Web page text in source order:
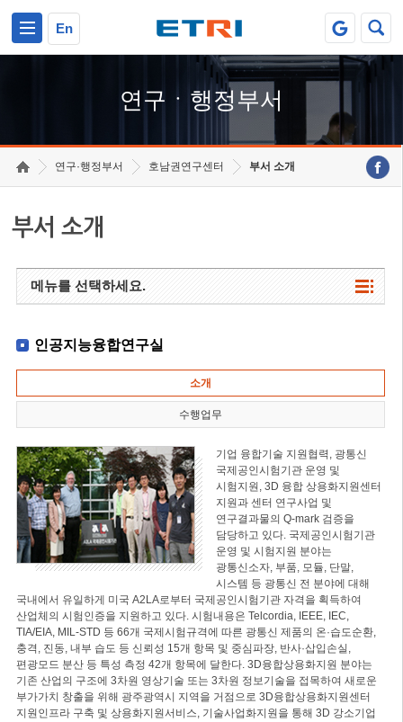
En
연구ㆍ행정부서
연구·행정부서 호남권연구센터 부서 소개
부서 소개
메뉴를 선택하세요.
인공지능융합연구실
소개
수행업무
기업 융합기술 지원협력, 광통신
국제공인시험기관 운영 및
시험지원, 3D 융합 상용화지원센터
지원과 센터 연구사업 및
연구결과물의 Q-mark 검증을
담당하고 있다. 국제공인시험기관
운영 및 시험지원 분야는
광통신소자, 부품, 모듈, 단말,
시스템 등 광통신 전 분야에 대해
국내에서 유일하게 미국 A2LA로부터 국제공인시험기관 자격을 획득하여
산업체의 시험인증을 지원하고 있다. 시험내용은 Telcordia, IEEE, IEC,
TIA/EIA, MIL-STD 등 66개 국제시험규격에 따른 광통신 제품의 온·습도순환,
충격, 진동, 내부 습도 등 신뢰성 15개 항목 및 중심파장, 반사·삽입손실,
편광모드 분산 등 특성 측정 42개 항목에 달한다. 3D융합상용화지원 분야는
기존 산업의 구조에 3차원 영상기술 또는 3차원 정보기술을 접목하여 새로운
부가가치 창출을 위해 광주광역시 지역을 거점으로 3D융합상용화지원센터
지원인프라 구축 및 상용화지원서비스, 기술사업화지원을 통해 3D 강소기업